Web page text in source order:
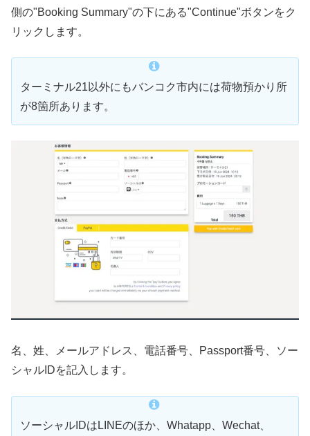
側の"Booking Summary"の下にある"Continue"ボタンをク
リックします。
ターミナル21以外にもバンコク市内には荷物預かり所
が8箇所あります。
名、姓、メールアドレス、電話番号、Passport番号、ソー
シャルIDを記入します。
ソーシャルIDはLINEのほか、Whatapp、Wechat、